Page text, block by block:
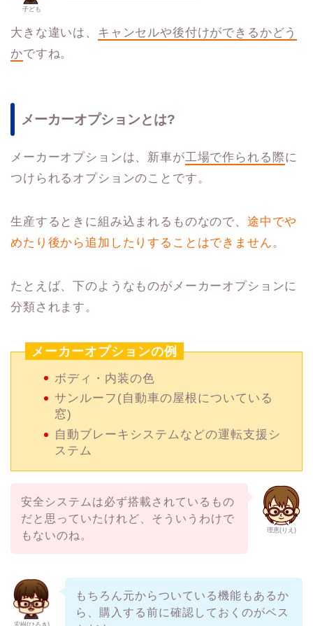
子ども
大きな違いは、 キャンセルや後付けができるかどう
かですね。
メーカーオプションとは?
メーカーオプションは、新車が工場で作られる際に
つけられるオプションのことです。
生産するときに組み込まれるものなので、 途中でや
めたり後から追加したりすることはできません 。
たとえば、下のようなものがメーカーオプションに
分類されます。
メーカーオプションの例
ボディ・内装の色
サンルーフ(自動車の屋根についている
窓)
自動ブレーキシステムなどの運転支援シ
ステム
理恵(りえ)
安全システムは必ず搭載されているもの
だと思っていたけれど、そういうわけで
もないのね。
宏樹(ひろき)
もちろん元からついている機能もあるか
ら、購入する前に確認しておくのがベス